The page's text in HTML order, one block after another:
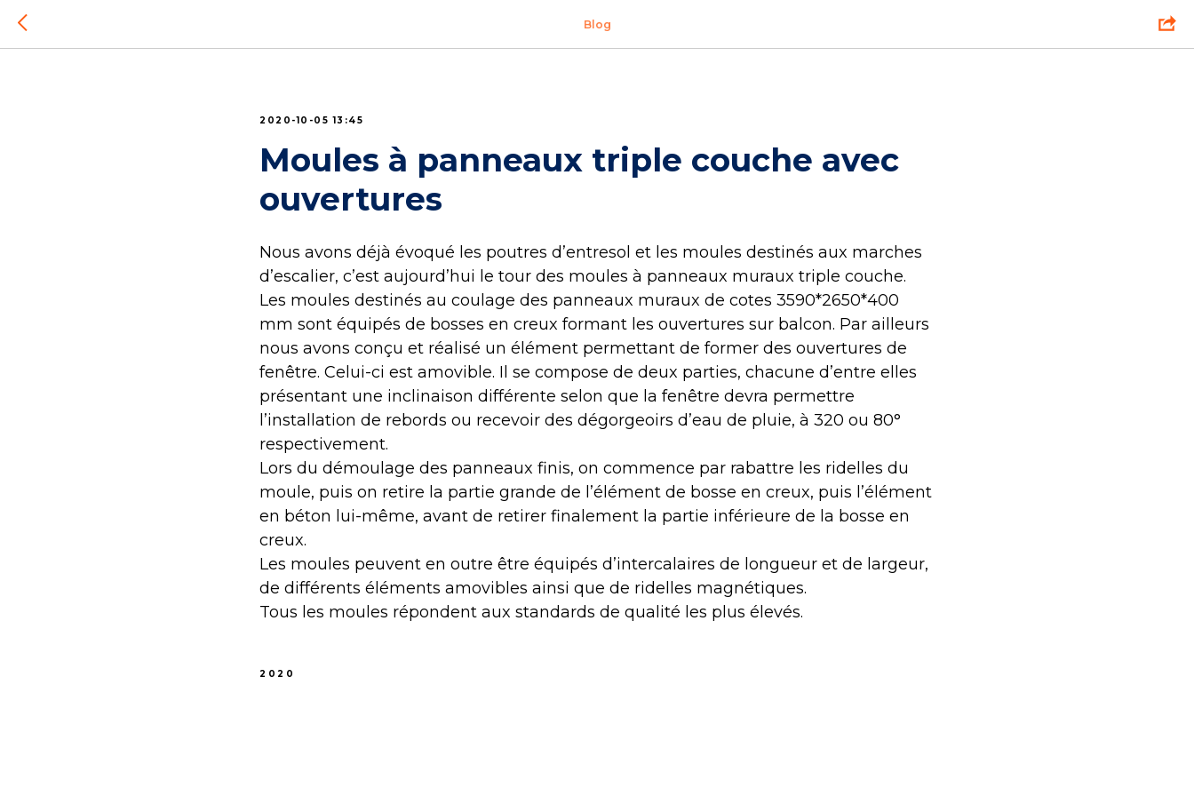
Blog
2020-10-05 13:45
Moules à panneaux triple couche avec
ouvertures
Nous avons déjà évoqué les poutres d’entresol et les moules destinés aux marches
d’escalier, c’est aujourd’hui le tour des moules à panneaux muraux triple couche.
Les moules destinés au coulage des panneaux muraux de cotes 3590*2650*400
mm sont équipés de bosses en creux formant les ouvertures sur balcon. Par ailleurs
nous avons conçu et réalisé un élément permettant de former des ouvertures de
fenêtre. Celui-ci est amovible. Il se compose de deux parties, chacune d’entre elles
présentant une inclinaison différente selon que la fenêtre devra permettre
l’installation de rebords ou recevoir des dégorgeoirs d’eau de pluie, à 320 ou 80°
respectivement.
Lors du démoulage des panneaux finis, on commence par rabattre les ridelles du
moule, puis on retire la partie grande de l’élément de bosse en creux, puis l’élément
en béton lui-même, avant de retirer finalement la partie inférieure de la bosse en
creux.
Les moules peuvent en outre être équipés d’intercalaires de longueur et de largeur,
de différents éléments amovibles ainsi que de ridelles magnétiques.
Tous les moules répondent aux standards de qualité les plus élevés.
2020